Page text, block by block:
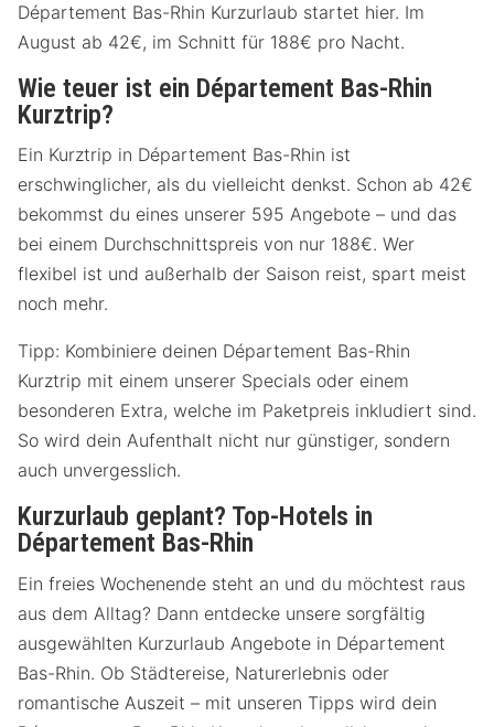
Département Bas-Rhin Kurzurlaub startet hier. Im
August ab 42€, im Schnitt für 188€ pro Nacht.
Wie teuer ist ein Département Bas-Rhin
Kurztrip?
Ein Kurztrip in Département Bas-Rhin ist
erschwinglicher, als du vielleicht denkst. Schon ab 42€
bekommst du eines unserer 595 Angebote – und das
bei einem Durchschnittspreis von nur 188€. Wer
flexibel ist und außerhalb der Saison reist, spart meist
noch mehr.
Tipp: Kombiniere deinen Département Bas-Rhin
Kurztrip mit einem unserer Specials oder einem
besonderen Extra, welche im Paketpreis inkludiert sind.
So wird dein Aufenthalt nicht nur günstiger, sondern
auch unvergesslich.
Kurzurlaub geplant? Top-Hotels in
Département Bas-Rhin
Ein freies Wochenende steht an und du möchtest raus
aus dem Alltag? Dann entdecke unsere sorgfältig
ausgewählten Kurzurlaub Angebote in Département
Bas-Rhin. Ob Städtereise, Naturerlebnis oder
romantische Auszeit – mit unseren Tipps wird dein